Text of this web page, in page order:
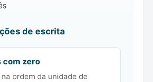
de escrita
com zero
ordem da unidade de